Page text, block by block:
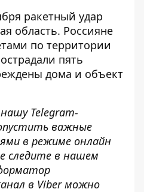
ракетный удар
область. Россияне
по территории
пять
дома и объект
Telegram-
важные
в режиме онлайн
следите в нашем
в Viber можно